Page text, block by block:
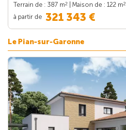
Terrain de : 387 m2 | Maison de : 122 m2
à partir de 321 343 €
Le Pian-sur-Garonne